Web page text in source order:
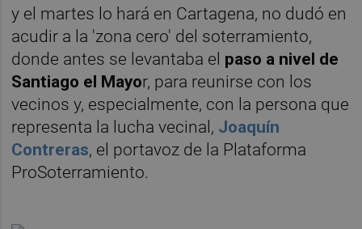
y el martes lo hará en Cartagena, no dudó en
acudir a la 'zona cero' del soterramiento,
donde antes se levantaba el paso a nivel de
Santiago el Mayor, para reunirse con los
vecinos y, especialmente, con la persona que
representa la lucha vecinal, Joaquín
Contreras, el portavoz de la Plataforma
ProSoterramiento.